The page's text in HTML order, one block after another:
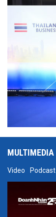
MULTIMEDIA
Video Podcast